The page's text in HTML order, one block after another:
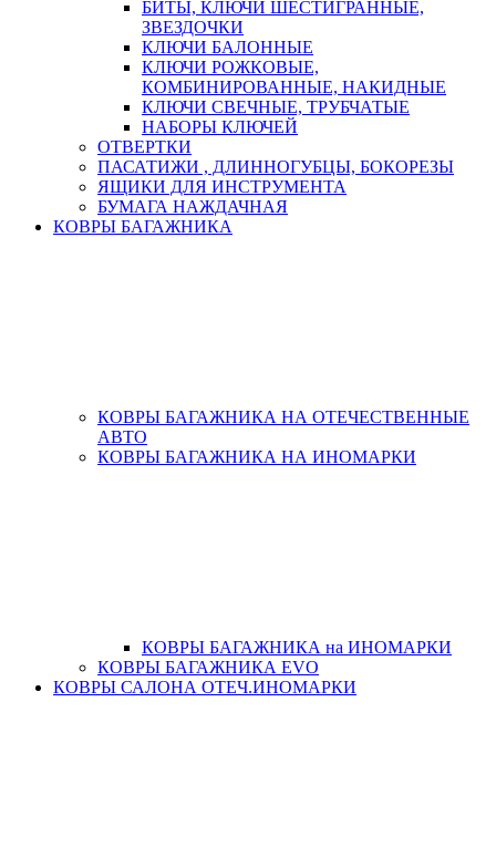
БИТЫ, КЛЮЧИ ШЕСТИГРАННЫЕ,
ЗВЕЗДОЧКИ
КЛЮЧИ БАЛОННЫЕ
КЛЮЧИ РОЖКОВЫЕ,
КОМБИНИРОВАННЫЕ, НАКИДНЫЕ
КЛЮЧИ СВЕЧНЫЕ, ТРУБЧАТЫЕ
НАБОРЫ КЛЮЧЕЙ
ОТВЕРТКИ
ПАСАТИЖИ , ДЛИННОГУБЦЫ, БОКОРЕЗЫ
ЯЩИКИ ДЛЯ ИНСТРУМЕНТА
БУМАГА НАЖДАЧНАЯ
КОВРЫ БАГАЖНИКА
КОВРЫ БАГАЖНИКА НА ОТЕЧЕСТВЕННЫЕ
АВТО
КОВРЫ БАГАЖНИКА НА ИНОМАРКИ
КОВРЫ БАГАЖНИКА на ИНОМАРКИ
КОВРЫ БАГАЖНИКА EVO
КОВРЫ САЛОНА ОТЕЧ.ИНОМАРКИ